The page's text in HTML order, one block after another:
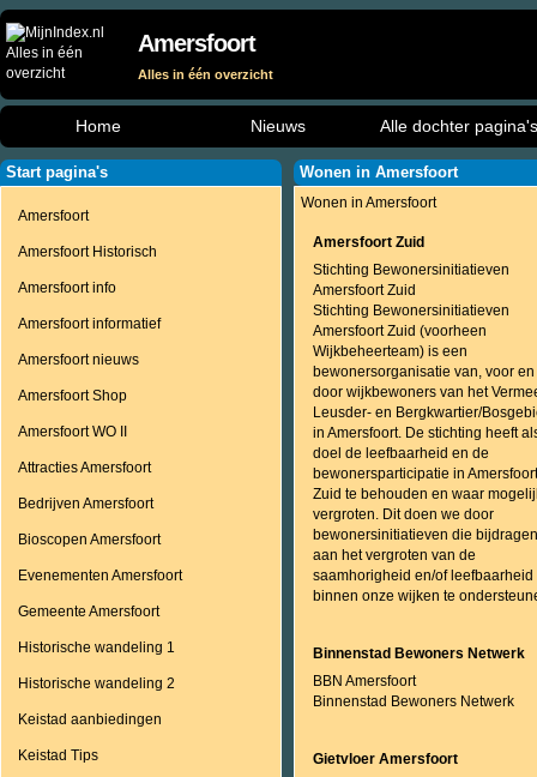
Amersfoort
Alles in één overzicht
Home Nieuws Alle dochter pagina's
Start pagina's
Amersfoort
Amersfoort Historisch
Amersfoort info
Amersfoort informatief
Amersfoort nieuws
Amersfoort Shop
Amersfoort WO II
Attracties Amersfoort
Bedrijven Amersfoort
Bioscopen Amersfoort
Evenementen Amersfoort
Gemeente Amersfoort
Historische wandeling 1
Historische wandeling 2
Keistad aanbiedingen
Keistad Tips
Wonen in Amersfoort
Wonen in Amersfoort
Amersfoort Zuid
Stichting Bewonersinitiatieven
Amersfoort Zuid
Stichting Bewonersinitiatieven
Amersfoort Zuid (voorheen
Wijkbeheerteam) is een
bewonersorganisatie van, voor en
door wijkbewoners van het
Leusder- en Bergkwartier/
in Amersfoort. De stichting heeft
doel de leefbaarheid en de
bewonersparticipatie in Amersfoort
Zuid te behouden en waar
vergroten. Dit doen we door
bewonersinitiatieven die bijdragen
aan het vergroten van de
saamhorigheid en/of leefbaarheid
binnen onze wijken te
Binnenstad Bewoners Netwerk
BBN Amersfoort
Binnenstad Bewoners Netwerk
Gietvloer Amersfoort